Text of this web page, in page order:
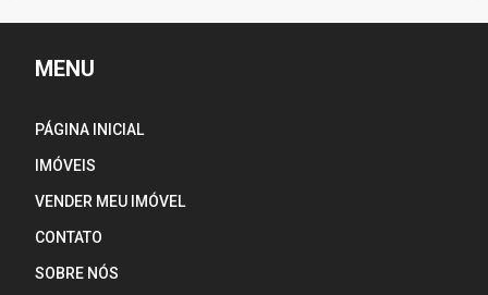
MENU
PÁGINA INICIAL
IMÓVEIS
VENDER MEU IMÓVEL
CONTATO
SOBRE NÓS